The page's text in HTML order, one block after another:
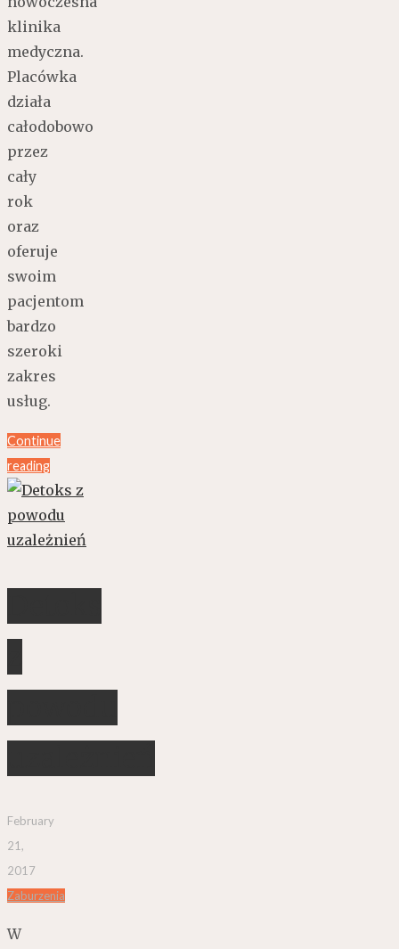
klinika
medyczna.
Placówka
działa
całodobowo
przez
cały
rok
oraz
oferuje
swoim
pacjentom
bardzo
szeroki
zakres
usług.
Continue
reading
February
21,
2017
Zaburzenia
W